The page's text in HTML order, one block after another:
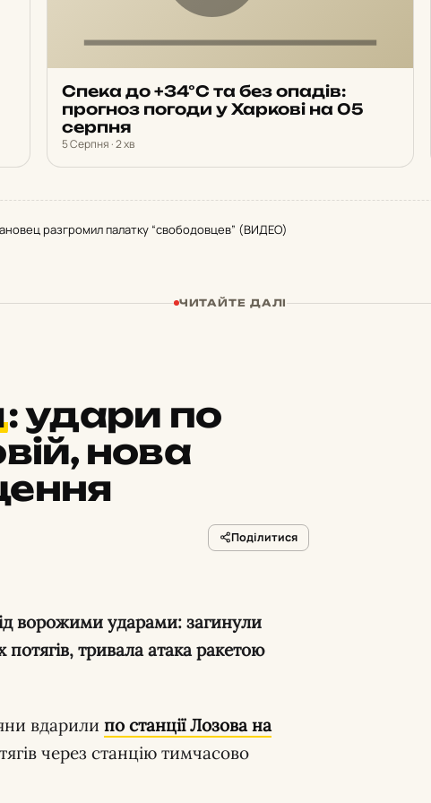
Спека до +34°С та без опадів:
прогноз погоди у Харкові на 05
серпня
5 Серпня · 2 хв
разгромил палатку “свободовцев” (ВИДЕО)
ЧИТАЙТЕ ДАЛІ
:удари по
нова
Поділитися
тривала атака ракетою
вдарили по станції Лозова на
через станцію тимчасово